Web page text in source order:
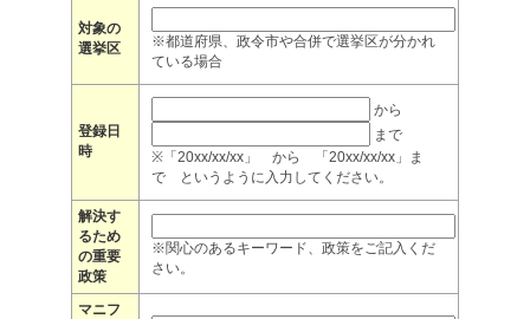
対象の
選挙区
※都道府県、政令市や合併で選挙区が分かれ
ている場合
登録日
時
から
まで
※「20xx/xx/xx」 から 「20xx/xx/xx」ま
で というように入力してください。
解決す
るため
の重要
政策
※関心のあるキーワード、政策をご記入くだ
さい。
マニフ